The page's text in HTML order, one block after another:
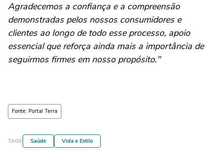
Agradecemos a confiança e a compreensão
demonstradas pelos nossos consumidores e
clientes ao longo de todo esse processo, apoio
essencial que reforça ainda mais a importância de
seguirmos firmes em nosso propósito."
Fonte: Portal Terra
TAGS Saúde Vida e Estilo